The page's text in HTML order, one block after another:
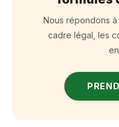
Nous répondons
cadre légal, les